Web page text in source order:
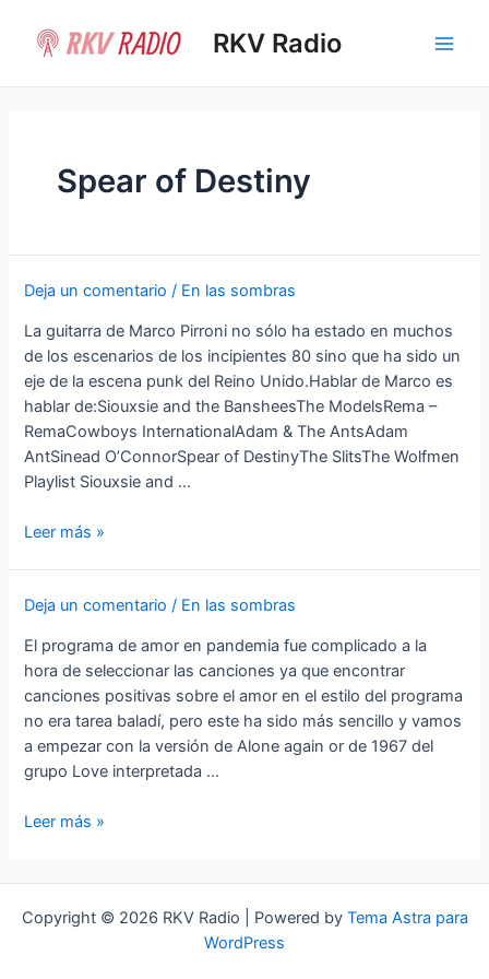
contenido
RKV Radio
Spear of Destiny
Deja un comentario / En las sombras
La guitarra de Marco Pirroni no sólo ha estado en muchos
de los escenarios de los incipientes 80 sino que ha sido un
eje de la escena punk del Reino Unido.Hablar de Marco es
hablar de:Siouxsie and the BansheesThe ModelsRema –
RemaCowboys InternationalAdam & The AntsAdam
AntSinead O’ConnorSpear of DestinyThe SlitsThe Wolfmen
Playlist Siouxsie and …
Marco
Leer más »
Deja un comentario / En las sombras
El programa de amor en pandemia fue complicado a la
hora de seleccionar las canciones ya que encontrar
canciones positivas sobre el amor en el estilo del programa
no era tarea baladí, pero este ha sido más sencillo y vamos
a empezar con la versión de Alone again or de 1967 del
grupo Love interpretada …
JODER
NO
Leer más »
Copyright © 2026 RKV Radio | Powered by Tema Astra para
WordPress